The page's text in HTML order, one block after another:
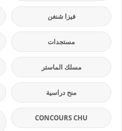
فيزا شنغن
مستجدات
مسلك الماستر
منح دراسية
CONCOURS CHU